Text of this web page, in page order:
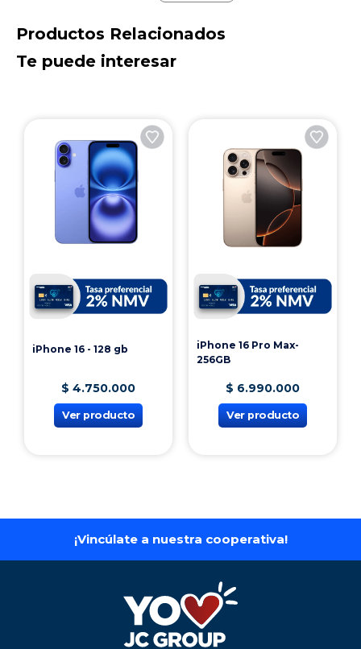
Productos Relacionados
Te puede interesar
iPhone 16 - 128 gb
$ 4.750.000
Ver producto
iPhone 16 Pro Max-
256GB
$ 6.990.000
Ver producto
¡Vincúlate a nuestra cooperativa!